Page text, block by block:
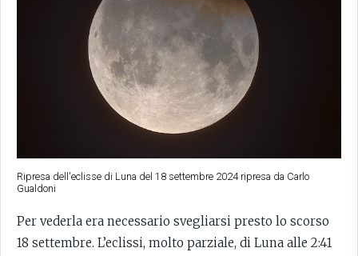
Ripresa dell'eclisse di Luna del 18 settembre 2024 ripresa da Carlo
Gualdoni
Per vederla era necessario svegliarsi presto lo scorso
18 settembre. L’eclissi, molto parziale, di Luna alle 2:41